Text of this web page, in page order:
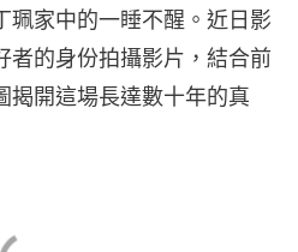
珮家中的一睡不醒。近日影
者的身份拍攝影片，結合前
揭開這場長達數十年的真